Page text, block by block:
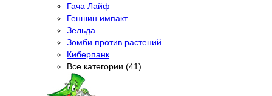
Гача Лайф
Геншин импакт
Зельда
Зомби против растений
Киберпанк
Все категории (41)